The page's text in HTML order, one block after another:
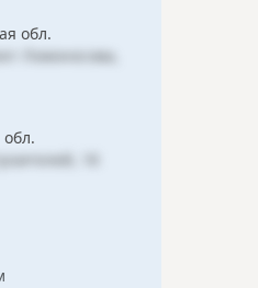
обл.
Ломоносова,
обл.
18